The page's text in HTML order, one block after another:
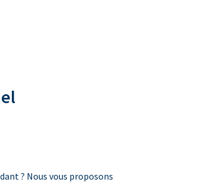
? Nous vous proposons